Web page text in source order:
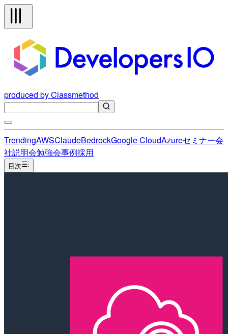
produced by Classmethod
TrendingAWSClaudeBedrockGoogle CloudAzureセミナー会
社説明会勉強会事例採用
目次